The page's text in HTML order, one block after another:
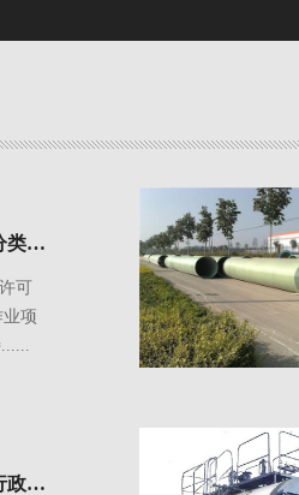
特种设备作业人员资格认定分类与项目
可
项
市场监管总局关于特种设备行政许可有关事项的公告(2021年第41号)